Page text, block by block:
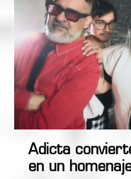
Adicta
en un